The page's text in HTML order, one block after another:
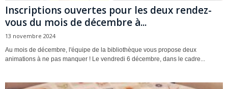
Inscriptions ouvertes pour les deux rendez-
vous du mois de décembre à...
13 novembre 2024
Au mois de décembre, l'équipe de la bibliothèque vous propose deux
animations à ne pas manquer ! Le vendredi 6 décembre, dans le cadre...